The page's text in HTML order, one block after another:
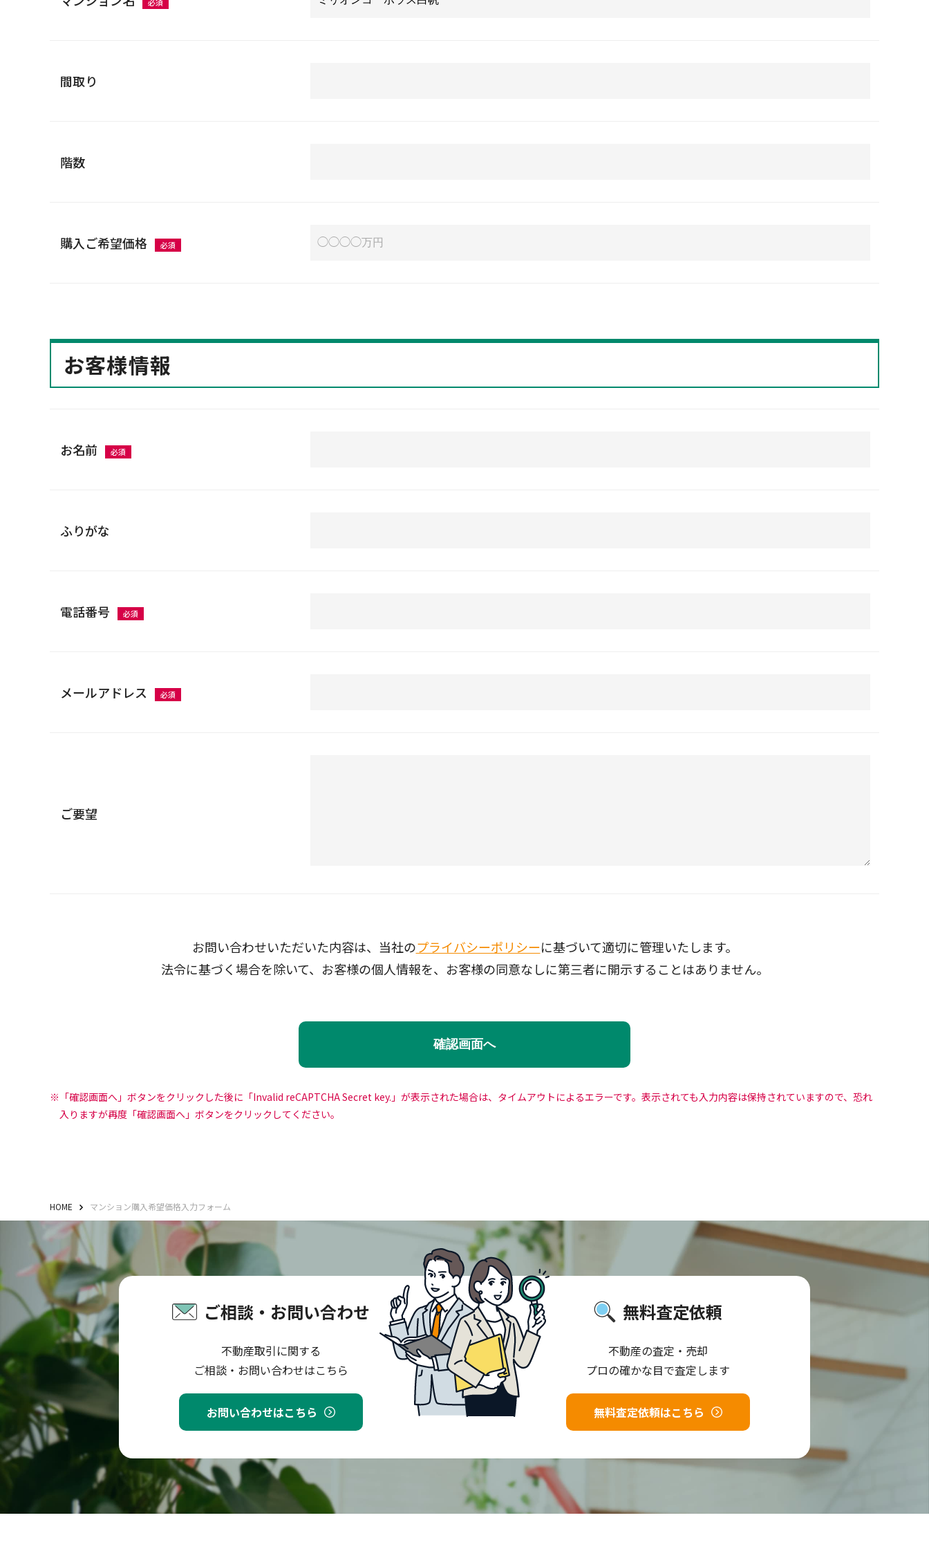
間取り
階数
購入ご希望価格 必須
お客様情報
お名前 必須
ふりがな
電話番号 必須
メールアドレス 必須
ご要望
お問い合わせいただいた内容は、当社のプライバシーポリシーに基づいて適切に管理いたします。
法令に基づく場合を除いて、お客様の個人情報を、お客様の同意なしに第三者に開示することはありません。
「確認画面へ」ボタンをクリックした後に「Invalid reCAPTCHA Secret key.」が表示された場合は、タイムアウトによるエラーです。表示されても入力内容は保持されていますので、恐れ
入りますが再度「確認画面へ」ボタンをクリックしてください。
HOME マンション購入希望価格入力フォーム
ご相談・お問い合わせ
不動産取引に関する
ご相談・お問い合わせはこちら
お問い合わせはこちら
無料査定依頼
不動産の査定・売却
プロの確かな目で査定します
無料査定依頼はこちら